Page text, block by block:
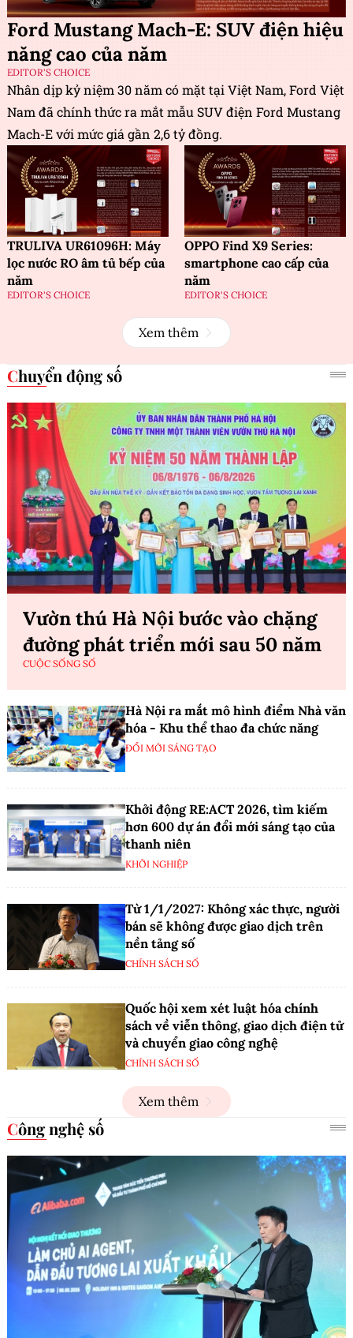
Ford Mustang Mach-E: SUV điện hiệu
năng cao của năm
EDITOR'S CHOICE
Nhân dịp kỷ niệm 30 năm có mặt tại Việt Nam, Ford Việt
Nam đã chính thức ra mắt mẫu SUV điện Ford Mustang
Mach-E với mức giá gần 2,6 tỷ đồng.
TRULIVA UR61096H: Máy
lọc nước RO âm tủ bếp của
năm
EDITOR'S CHOICE
OPPO Find X9 Series:
smartphone cao cấp của
năm
EDITOR'S CHOICE
Xem thêm
Chuyển động số
Vườn thú Hà Nội bước vào chặng
đường phát triển mới sau 50 năm
CUỘC SỐNG SỐ
Hà Nội ra mắt mô hình điểm Nhà văn
hóa - Khu thể thao đa chức năng
ĐỔI MỚI SÁNG TẠO
Khởi động RE:ACT 2026, tìm kiếm
hơn 600 dự án đổi mới sáng tạo của
thanh niên
KHỞI NGHIỆP
Từ 1/1/2027: Không xác thực, người
bán sẽ không được giao dịch trên
nền tảng số
CHÍNH SÁCH SỐ
Quốc hội xem xét luật hóa chính
sách về viễn thông, giao dịch điện tử
và chuyển giao công nghệ
CHÍNH SÁCH SỐ
Xem thêm
Công nghệ số